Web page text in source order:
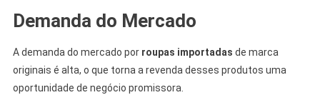
Demanda do Mercado
A demanda do mercado por roupas importadas de marca
originais é alta, o que torna a revenda desses produtos uma
oportunidade de negócio promissora.